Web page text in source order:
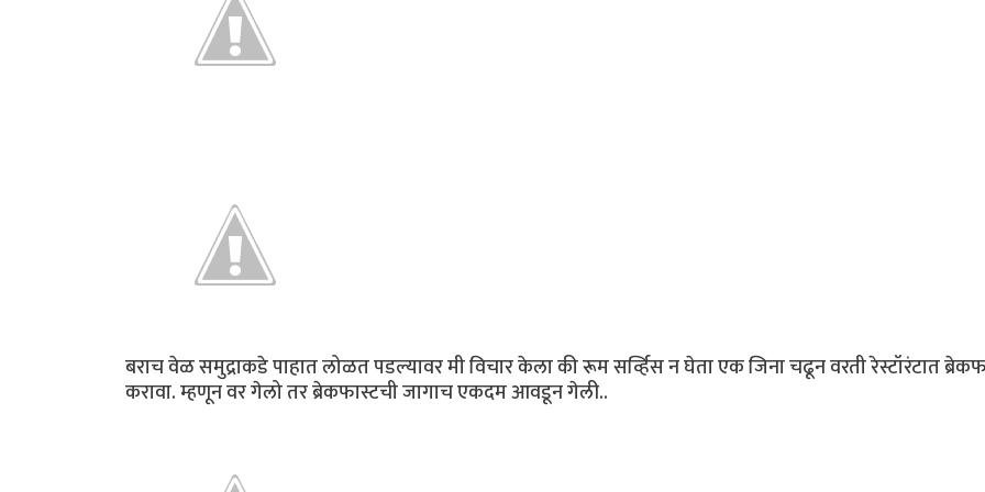
बराच वेळ समुद्राकडे पाहात लोळत पडल्यावर मी विचार केला की रूम सर्व्हिस न घेता एक जिना चढून वरती रेस्टॉरंटात
करावा. म्हणून वर गेलो तर ब्रेकफास्टची जागाच एकदम आवडून गेली..